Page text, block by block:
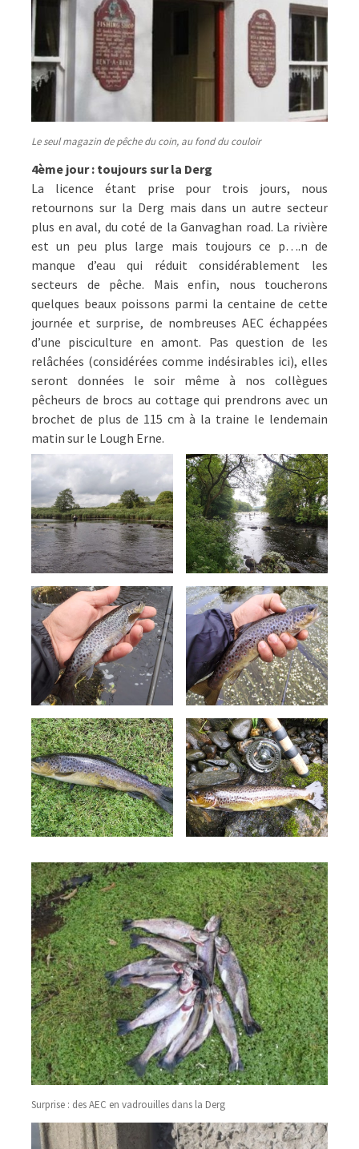
Le seul magazin de pêche du coin, au fond du couloir
4ème jour : toujours sur la Derg
La licence étant prise pour trois jours, nous
retournons sur la Derg mais dans un autre secteur
plus en aval, du coté de la Ganvaghan road. La rivière
est un peu plus large mais toujours ce p….n de
manque d’eau qui réduit considérablement les
secteurs de pêche. Mais enfin, nous toucherons
quelques beaux poissons parmi la centaine de cette
journée et surprise, de nombreuses AEC échappées
d’une pisciculture en amont. Pas question de les
relâchées (considérées comme indésirables ici), elles
seront données le soir même à nos collègues
pêcheurs de brocs au cottage qui prendrons avec un
brochet de plus de 115 cm à la traine le lendemain
matin sur le Lough Erne.
Surprise : des AEC en vadrouilles dans la Derg